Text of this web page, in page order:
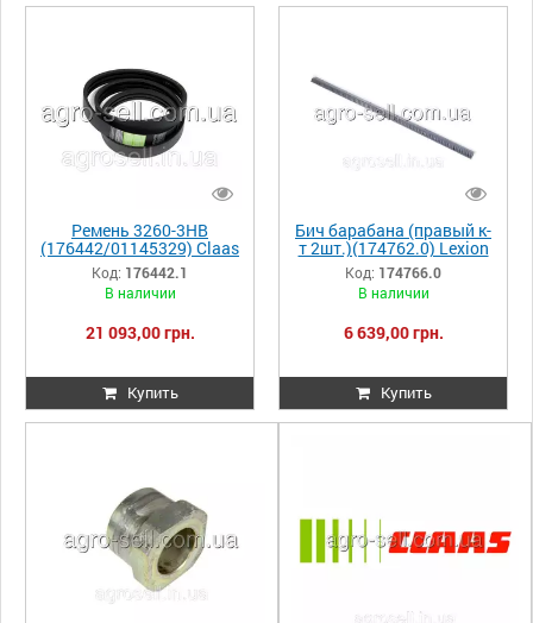
Ремень 3260-3HB
(176442/01145329) Claas
(Оригинал) Lex420-560
176442.1 176442
0001764421
Код: 176442.1
В наличии
21 093,00 грн.
Купить
Бич барабана (правый к-
т 2шт.)(174762.0) Lexion
510, 520, 530,570
174766.0 174766
000174766
Код: 174766.0
В наличии
6 639,00 грн.
Купить